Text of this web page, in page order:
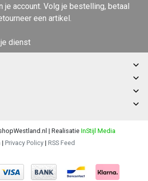
je account. Volg je bestelling, betaal
een artikel.
dienst
| Realisatie InStijl Media
| Privacy Policy | RSS Feed